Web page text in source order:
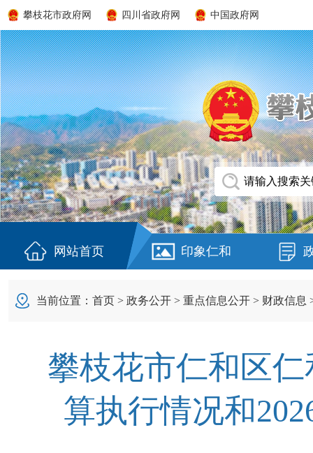
攀枝花市政府网 四川省政府网 中国政府网
网站首页 印象仁和
当前位置： 首页 > 政务公开 > 重点信息公开 > 财政信息
攀枝花市仁和区
算执行情况和